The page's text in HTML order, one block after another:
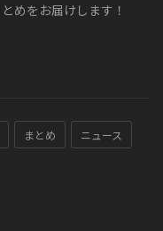
めをお届けします！
まとめ ニュース